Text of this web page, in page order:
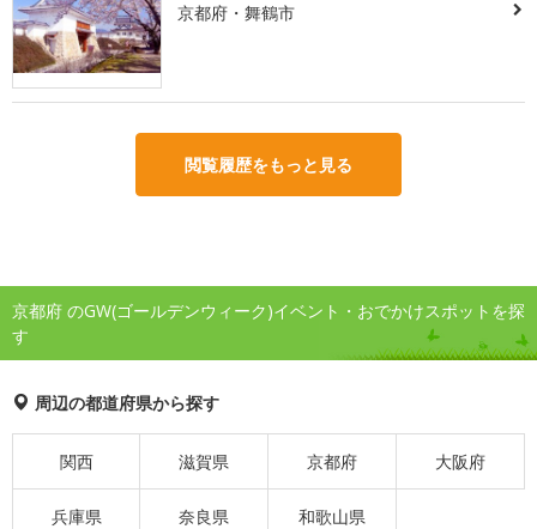
京都府・舞鶴市
閲覧履歴をもっと見る
京都府 のGW(ゴールデンウィーク)イベント・おでかけスポットを探
す
周辺の都道府県から探す
関西 滋賀県 京都府 大阪府
兵庫県 奈良県 和歌山県